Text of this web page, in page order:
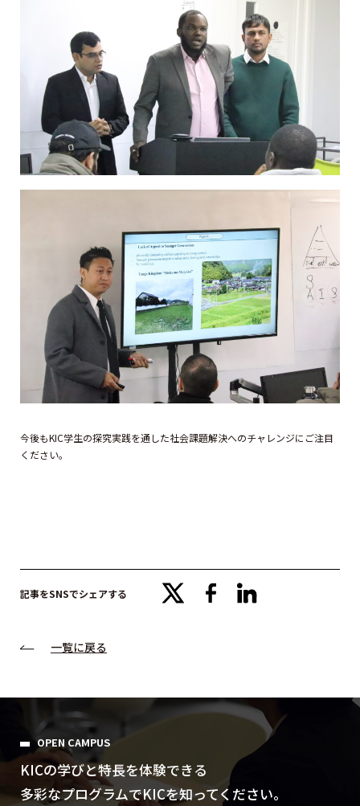
今後もKIC学生の探究実践を通した社会課題解決へのチャレンジにご注目
ください。
記事をSNSでシェアする facebooklinkedin
一覧に戻る
OPEN CAMPUS
KICの学びと特⻑を体験できる
多彩なプログラムでKICを知ってください。